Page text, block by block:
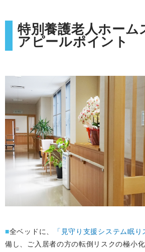
特別養護老人ホーム
アピールポイント
■全ベッドに、 「見守り支援システム眠り
備し、ご入居者の方の転倒リスクの極小